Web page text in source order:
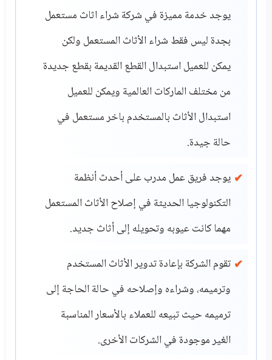
يوجد خدمة مميزة في شركة شراء اثاث مستعمل
بجدة ليس فقط شراء الأثاث المستعمل ولكن
يمكن للعميل استبدال القطع القديمة بقطع جديدة
من مختلف الماركات العالمية ويمكن للعميل
استبدال الأثاث بالمستخدم باخر مستعمل في
حالة جيدة.
يوجد فريق عمل مدرب على أحدث أنظمة
التكنولوجيا الحديثة في إصلاح الأثاث المستعمل
مهما كانت عيوبه وتحويله إلى أثاث جديد.
تقوم الشركة بإعادة تدوير الأثاث المستخدم
وترميمه، وشراءه وإصلاحه في حالة الحاجة إلى
ترميمه حيث تبيعه للعملاء بالأسعار المناسبة
الغير موجودة في الشركات الأخرى.